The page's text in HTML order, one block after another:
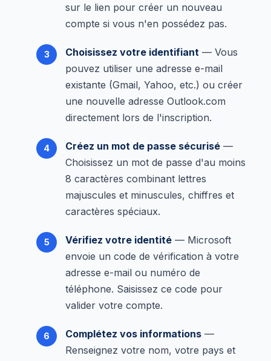
sur le lien pour créer un nouveau
compte si vous n'en possédez pas.
Choisissez votre identifiant — Vous
pouvez utiliser une adresse e-mail
existante (Gmail, Yahoo, etc.) ou créer
une nouvelle adresse Outlook.com
directement lors de l'inscription.
Créez un mot de passe sécurisé —
Choisissez un mot de passe d'au moins
8 caractères combinant lettres
majuscules et minuscules, chiffres et
caractères spéciaux.
Vérifiez votre identité — Microsoft
envoie un code de vérification à votre
adresse e-mail ou numéro de
téléphone. Saisissez ce code pour
valider votre compte.
Complétez vos informations —
Renseignez votre nom, votre pays et